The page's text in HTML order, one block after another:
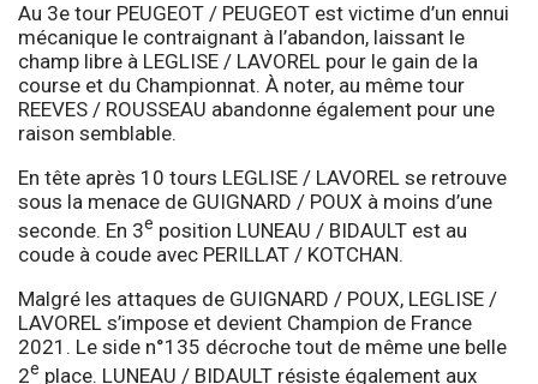
Au 3e tour PEUGEOT / PEUGEOT est victime d’un ennui
mécanique le contraignant à l’abandon, laissant le
champ libre à LEGLISE / LAVOREL pour le gain de la
course et du Championnat. À noter, au même tour
REEVES / ROUSSEAU abandonne également pour une
raison semblable.
En tête après 10 tours LEGLISE / LAVOREL se retrouve
sous la menace de GUIGNARD / POUX à moins d’une
seconde. En 3e position LUNEAU / BIDAULT est au
coude à coude avec PERILLAT / KOTCHAN.
Malgré les attaques de GUIGNARD / POUX, LEGLISE /
LAVOREL s’impose et devient Champion de France
2021. Le side n°135 décroche tout de même une belle
2e place. LUNEAU / BIDAULT résiste également aux